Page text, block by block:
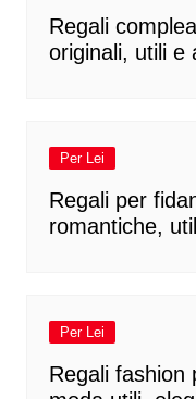
Regali
originali, utili e
Per Lei
Regali per
romantiche,
Per Lei
Regali fashion